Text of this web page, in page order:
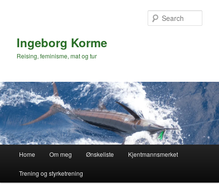
Ingeborg Korme
Reising, feminisme, mat og tur
Home Om meg Ønskeliste Kjentmannsmerket
Trening og styrketrening